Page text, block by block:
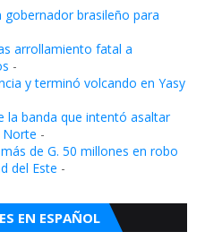
brasileño para
arrollamiento fatal a
-
y terminó volcando en Yasy
la banda que intentó asaltar
Norte -
de G. 50 millones en robo
del Este -
EN ESPAÑOL